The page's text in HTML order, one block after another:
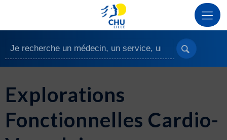
Explorations
Fonctionnelles Cardio-